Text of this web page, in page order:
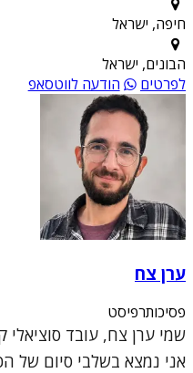
חיפה, ישראל
הבונים, ישראל
לפרטים
הודעה לווטסאפ
ערן צח
פסיכותרפיסט
אני נמצא בשלבי סיום של